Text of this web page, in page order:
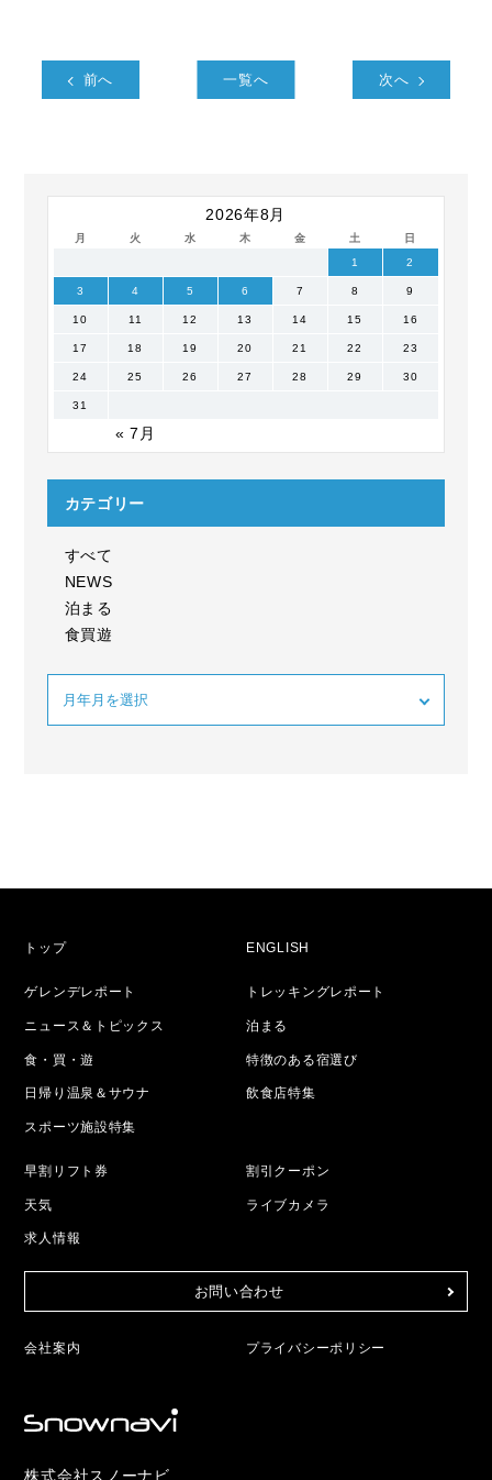
前へ 一覧へ 次へ
2026年8月
月 火 水 木 金 土 日
« 7月
1 2
3 4 5 6 7 8 9
10 11 12 13 14 15 16
17 18 19 20 21 22 23
24 25 26 27 28 29 30
31
カテゴリー
すべて
NEWS
泊まる
食買遊
トップ ENGLISH
ゲレンデレポート トレッキングレポート
ニュース＆トピックス 泊まる
食・買・遊 特徴のある宿選び
日帰り温泉＆サウナ 飲食店特集
スポーツ施設特集
早割リフト券 割引クーポン
天気 ライブカメラ
求人情報
お問い合わせ
会社案内 プライバシーポリシー
株式会社スノーナビ